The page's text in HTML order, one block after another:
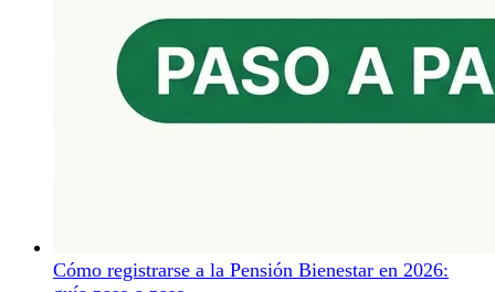
Cómo registrarse a la Pensión Bienestar en 2026: